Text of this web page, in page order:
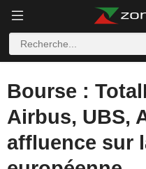
Bourse :
Airbus, UBS,
affluence sur